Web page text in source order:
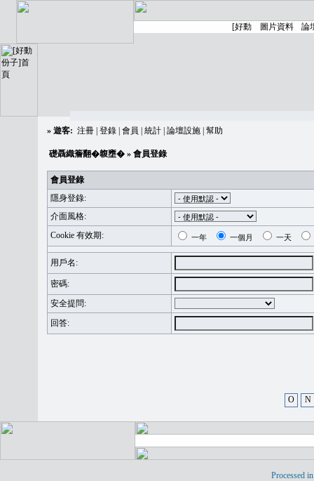
» 遊客: 注冊 登錄 會員 統計 論壇設施 幫助
礎聶織簷翻�䪖壅� » 會員登錄
會員登錄
隱身登錄:
介面風格:
Cookie 有效期:
一年 一個月 一天
用戶名:
密碼:
安全提問:
回答:
O N
Processed